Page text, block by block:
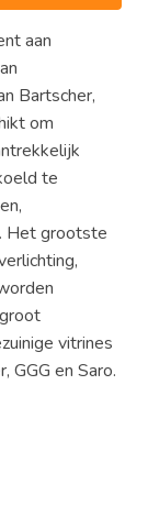
aan
Bartscher,
om
te
. Het grootste
vitrines
GGG en Saro.